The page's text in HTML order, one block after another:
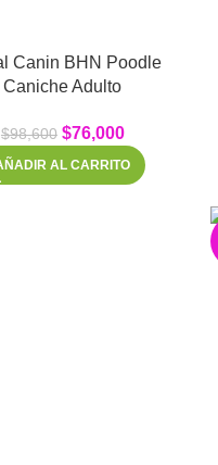
Canin BHN Poodle
Caniche Adulto
$98,600 $76,000
AL CARRITO